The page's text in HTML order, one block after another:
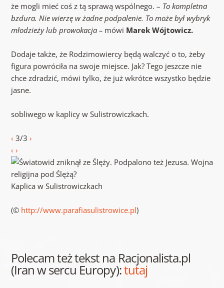
że mogli mieć coś z tą sprawą wspólnego. – To kompletna
bzdura. Nie wierzę w żadne podpalenie. To może był wybryk
młodzieży lub prowokacja –mówi Marek Wójtowicz.
Dodaje także, że Rodzimowiercy będą walczyć o to, żeby
figura powróciła na swoje miejsce. Jak? Tego jeszcze nie
chce zdradzić, mówi tylko, że już wkrótce wszystko będzie
jasne.
sobliwego w kaplicy w Sulistrowiczkach.
‹ 3/3 ›
‹ ›
Kaplica w Sulistrowiczkach
(© http://www.parafiasulistrowice.pl)
Polecam też tekst na Racjonalista.pl
(Iran w sercu Europy):tutaj